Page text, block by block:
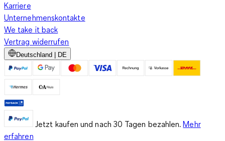
Karriere
Unternehmenskontakte
We take it back
Vertrag widerrufen
Deutschland | DE
Jetzt kaufen und nach 30 Tagen bezahlen. Mehr
erfahren